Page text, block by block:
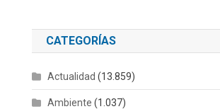
CATEGORÍAS
Actualidad (13.859)
Ambiente (1.037)